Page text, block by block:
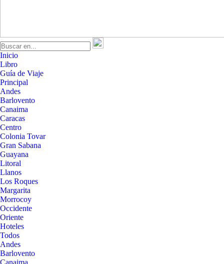
Inicio
Libro
Guía de Viaje
Principal
Andes
Barlovento
Canaima
Caracas
Centro
Colonia Tovar
Gran Sabana
Guayana
Litoral
Llanos
Los Roques
Margarita
Morrocoy
Occidente
Oriente
Hoteles
Todos
Andes
Barlovento
Canaima